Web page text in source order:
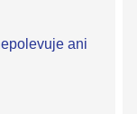
ani